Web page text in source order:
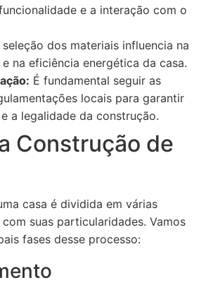
e a interação com o
seleção dos materiais influencia na
na eficiência energética da casa.
É fundamental seguir as
locais para garantir
a legalidade da construção.
Construção de
casa é dividida em várias
suas particularidades. Vamos
fases desse processo: